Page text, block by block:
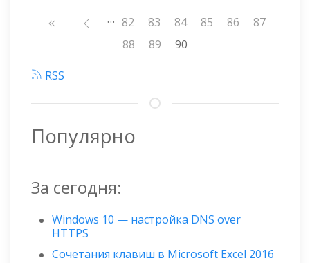
Нумерация… Страница
82 Страница
83 Страница
84 Страница
85 Страница
86 Страница
87
Страница
88 Страница
89 90
RSS
Популярно
За сегодня:
Windows 10 — настройка DNS over
HTTPS
Сочетания клавиш в Microsoft Excel 2016